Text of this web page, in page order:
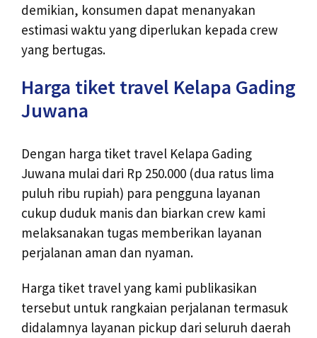
demikian, konsumen dapat menanyakan
estimasi waktu yang diperlukan kepada crew
yang bertugas.
Harga tiket travel Kelapa Gading
Juwana
Dengan harga tiket travel Kelapa Gading
Juwana mulai dari Rp 250.000 (dua ratus lima
puluh ribu rupiah) para pengguna layanan
cukup duduk manis dan biarkan crew kami
melaksanakan tugas memberikan layanan
perjalanan aman dan nyaman.
Harga tiket travel yang kami publikasikan
tersebut untuk rangkaian perjalanan termasuk
didalamnya layanan pickup dari seluruh daerah